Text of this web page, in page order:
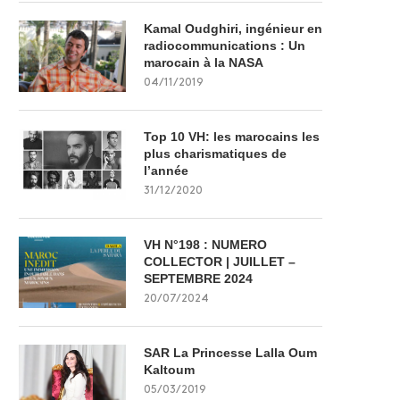
Kamal Oudghiri, ingénieur en
radiocommunications : Un
marocain à la NASA
04/11/2019
Top 10 VH: les marocains les
plus charismatiques de
l’année
31/12/2020
VH N°198 : NUMERO
COLLECTOR | JUILLET –
SEPTEMBRE 2024
20/07/2024
SAR La Princesse Lalla Oum
Kaltoum
05/03/2019